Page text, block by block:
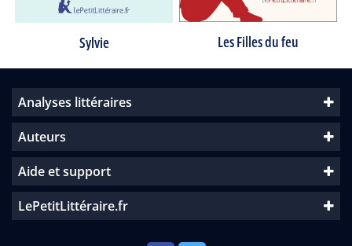
Sylvie Les Filles du feu
Analyses littéraires
Auteurs
Aide et support
LePetitLittéraire.fr